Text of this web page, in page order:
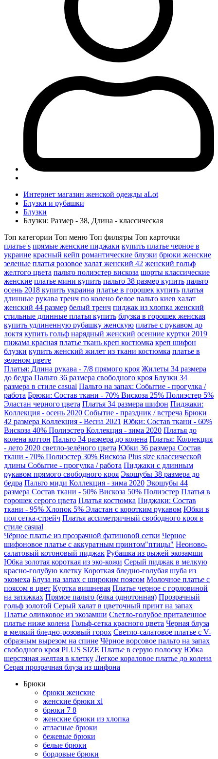
Интернет магазин женской одежды aLot
Блузки и рубашки
Блузки
Блузки: Размер - 38, Длина - классическая
Топ категории Топ меню Топ фильтры Топ карточки
платье s прямые женские пиджаки купить платье черное в
украине красный кейп романтические блузки брюки женские
зеленые платья розовое халат женский 42 женский гольф
желтого цвета пальто полиэстер вискоза шорты классические
женские платье мини купить пальто 38 размер купить пальто
осень 2018 купить украина платье в горошек купить платья
длинные рукава тренч по колено белое пальто киев халат
женский 44 размер белый тренч пиджак из хлопка женский
стильные длинные платья купить блузка в горошек женская
купить удлиненную рубашку женскую платье с рукавом до
локтя купить гольф нарядный женский осенние куртки 2019
пижама красная платье ткань креп костюмка креп шифон
блузки купить женский жилет из ткани костюмка платье в
зеленом цвете
Платья: Длина рукава - 7/8 прямого кроя Жилеты 34 размера
до бедра Пальто 36 размера свободного кроя Блузки 34
размера в стиле casual Пальто на запах: Событие - прогулка /
работа Брюки: Состав ткани - 70% Вискоза 25% Полиэстер 5%
Эластан черного цвета Платья 34 размера шифон Пиджаки:
Коллекция - осень 2020 Событие - праздник / встреча Брюки
42 размера Коллекция - Весна 2021 Юбки: Состав ткани - 60%
Вискоза 40% Полиэстер Коллекция - зима 2020 Платья до
колена коттон Пальто 34 размера до колена Платья: Коллекция
- лето 2020 светло-зелёного цвета Юбки 36 размера Состав
ткани - 70% Полиэстер 30% Вискоза Plus size классической
длины Событие - прогулка / работа Пиджаки с длинным
рукавом прямого свободного кроя Экошубы 38 размера до
бедра Пальто миди Коллекция - зима 2020 Экошубы 44
размера Состав ткани - 50% Вискоза 50% Полиэстер Платья в
горошек серого цвета Платья костюмка Пиджаки: Состав
ткани - 95% Хлопок 5% Эластан с коротким рукавом Юбки в
пол сетка-стрейч Платья ассиметричный свободного кроя в
стиле casual
Чёрное платье из прозрачной фатиновой сетки Черное
шифоновое платье с аккуратным принтом"птицы" Неоново-
салатовый котоновый пиджак Рубашка из рыжей экозамши
Юбка золотая короткая из эко-кожи Серый пиджак в мелкую
красно-голубую клетку Короткая бледно-голубая шуба из
экомеха Блуза на запах с широким поясом Молочное платье с
поясом в цвет Куртка вишневая Платье черное с горловиной
на затяжках Прямое пальто (ёлка однотонная) Прозрачный
гольф золотой Серый халат в цветочный принт на запах
Платье оливковое из экозамши Светло-голубое приталенное
платье ниже колена Гольф-сетка красного цвета Черная блуза
в мелкий блeднo-poзoвый горох Светло-салатовое платье с V-
образным вырезом на спине Чёрное ворсовое пальто на запах
свободного кроя PLUS SIZE Платье в серую полоску Юбка
шерстяная желтая в клетку Легкое кораловое платье до колена
Серая прозрачная блуза из шифона
Брюки
брюки женские
женские брюки xl
брюки 7 8
женские брюки из хлопка
атласные брюки
бежевые брюки
белые брюки
бордовые брюки